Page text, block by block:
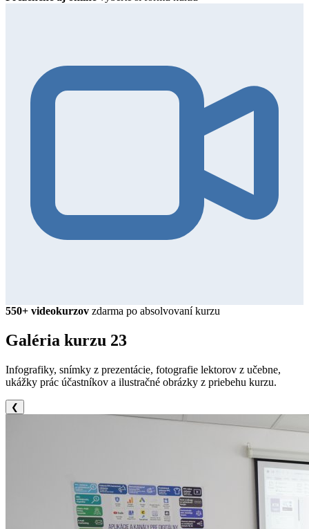
550+ videokurzov zdarma po absolvovaní kurzu
Galéria kurzu 23
Infografiky, snímky z prezentácie, fotografie lektorov z učebne,
ukážky prác účastníkov a ilustračné obrázky z priebehu kurzu.
❮